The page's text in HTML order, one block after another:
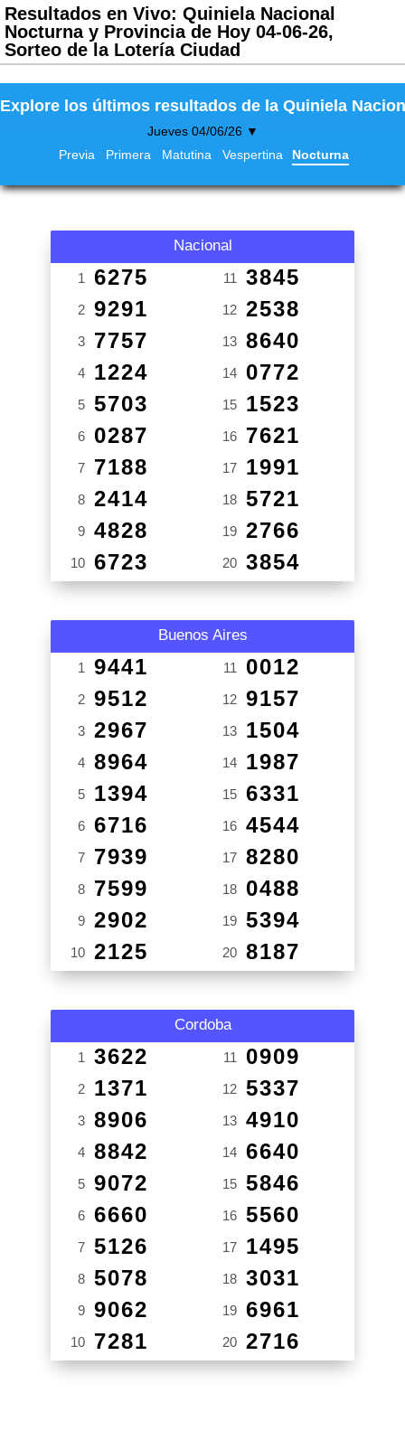
Resultados en Vivo: Quiniela Nacional
Nocturna y Provincia de Hoy 04-06-26,
Sorteo de la Lotería Ciudad
Explore los últimos resultados de la Quiniela
Jueves 04/06/26 ▼
Previa
Primera Matutina Vespertina Nocturna
Nacional
1 6275
2 9291
3 7757
4 1224
5 5703
6 0287
7 7188
8 2414
9 4828
10 6723
11 3845
12 2538
13 8640
14 0772
15 1523
16 7621
17 1991
18 5721
19 2766
20 3854
Buenos Aires
1 9441
2 9512
3 2967
4 8964
5 1394
6 6716
7 7939
8 7599
9 2902
10 2125
11 0012
12 9157
13 1504
14 1987
15 6331
16 4544
17 8280
18 0488
19 5394
20 8187
Cordoba
1 3622
2 1371
3 8906
4 8842
5 9072
6 6660
7 5126
8 5078
9 9062
10 7281
11 0909
12 5337
13 4910
14 6640
15 5846
16 5560
17 1495
18 3031
19 6961
20 2716